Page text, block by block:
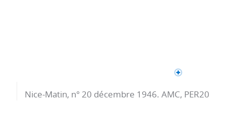
Nice-Matin, n° 20 décembre 1946. AMC, PER20